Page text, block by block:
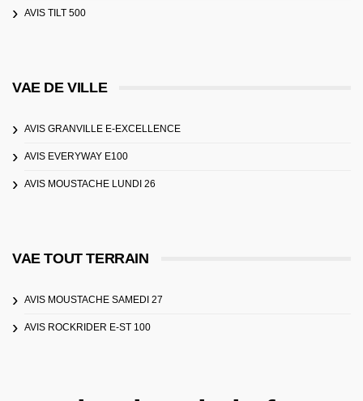
AVIS TILT 500
VAE DE VILLE
AVIS GRANVILLE E-EXCELLENCE
AVIS EVERYWAY E100
AVIS MOUSTACHE LUNDI 26
VAE TOUT TERRAIN
AVIS MOUSTACHE SAMEDI 27
AVIS ROCKRIDER E-ST 100